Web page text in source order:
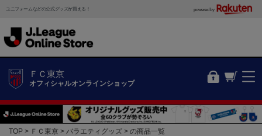
ユニフォームなどの公式グッズが買える！ powered by
ＦＣ東京
オフィシャルオンラインショップ
TOP ＦＣ東京 バラエティグッズ の商品一覧